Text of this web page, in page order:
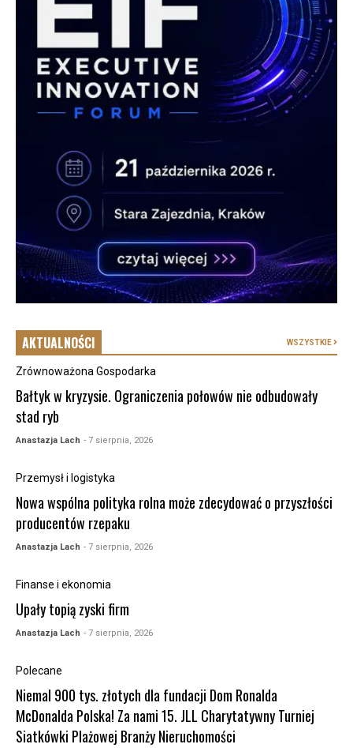
AKTUALNOŚCI WSZYSTKIE
Zrównoważona Gospodarka
Bałtyk w kryzysie. Ograniczenia połowów nie odbudowały
stad ryb
Anastazja Lach - 7 sierpnia, 2026
Przemysł i logistyka
Nowa wspólna polityka rolna może zdecydować o przyszłości
producentów rzepaku
Anastazja Lach - 7 sierpnia, 2026
Finanse i ekonomia
Upały topią zyski firm
Anastazja Lach - 7 sierpnia, 2026
Polecane
Niemal 900 tys. złotych dla fundacji Dom Ronalda
McDonalda Polska! Za nami 15. JLL Charytatywny Turniej
Siatkówki Plażowej Branży Nieruchomości